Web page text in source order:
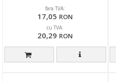
fara TVA:
17,05 RON
cu TVA:
20,29 RON